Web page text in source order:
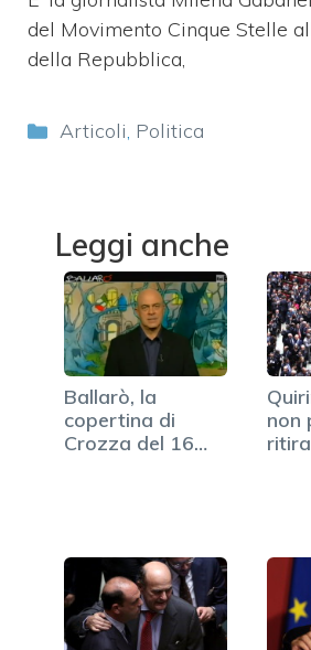
del Movimento Cinque Stelle
della Repubblica,
Categorie
Articoli, Politica
Leggi anche
Ballarò, la
copertina di
Crozza del 16
non